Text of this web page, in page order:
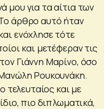
μου για τα αίτια των
άρθρο αυτό ήταν
ενόχλησε τότε
και μετέφεραν τις
Γιάννη Μαρίνο, όσο
Ρουκουνάκη.
τελευταίος και με
πιο διπλωματικά,